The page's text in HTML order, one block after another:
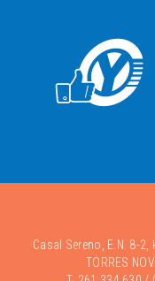
Casal Sereno, E.N. 8-
TORRES